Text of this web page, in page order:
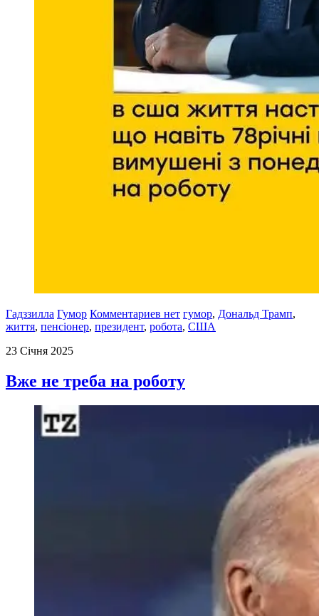
Гадззилла Гумор Комментариев нет гумор, Дональд Трамп,
життя, пенсіонер, президент, робота, США
23 Січня 2025
Вже не треба на роботу